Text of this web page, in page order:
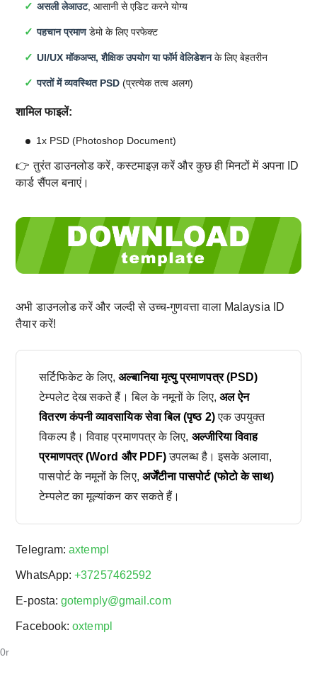
असली लेआउट, आसानी से एडिट करने योग्य
पहचान प्रमाणडेमो के लिए परफेक्ट
UI/UX मॉकअप्स, शैक्षिक उपयोग या फॉर्म वेलिडेशनके लिए बेहतरीन
परतों में व्यवस्थित PSD (प्रत्येक तत्व अलग)
शामिल फाइलें:
1x PSD (Photoshop Document)
👉 तुरंत डाउनलोड करें, कस्टमाइज़ करें और कुछ ही मिनटों में अपना ID
कार्ड सैंपल बनाएं।
अभी डाउनलोड करें और जल्दी से उच्च-गुणवत्ता वाला Malaysia ID
तैयार करें!
सर्टिफिकेट के लिए,अल्बानिया मृत्यु प्रमाणपत्र (PSD)
टेम्पलेट देख सकते हैं। बिल के नमूनों के लिए, अल ऐन
वितरण कंपनी व्यावसायिक सेवा बिल (पृष्ठ 2)एक उपयुक्त
विकल्प है। विवाह प्रमाणपत्र के लिए, अल्जीरिया विवाह
प्रमाणपत्र (Word और PDF)उपलब्ध है। इसके अलावा,
पासपोर्ट के नमूनों के लिए, अर्जेंटीना पासपोर्ट (फोटो के साथ)
टेम्पलेट का मूल्यांकन कर सकते हैं।
Telegram:axtempl
WhatsApp:+37257462592
E-posta:gotemply@gmail.com
Facebook:oxtempl
0r